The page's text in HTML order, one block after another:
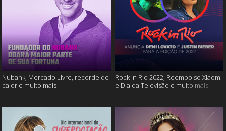
Nubank, Mercado Livre, recorde de
calor e muito mais
Rock in Rio 2022, Reembolso Xiaomi
e Dia da Televisão e muito mais